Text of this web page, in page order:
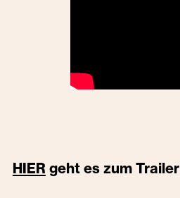
HIER geht es zum Trailer